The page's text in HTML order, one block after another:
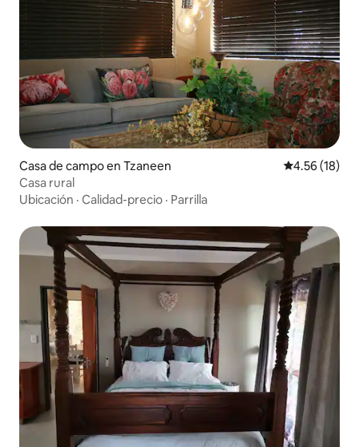
Casa de campo en Tzaneen Calificación
4.56 (18)
Casa rural
Ubicación · Calidad-precio · Parrilla